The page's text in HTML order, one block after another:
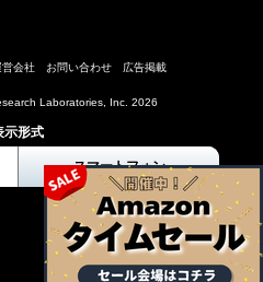
営会社 お問い合わせ 広告掲載
Laboratories, Inc. 2026
示形式
スマートフォン